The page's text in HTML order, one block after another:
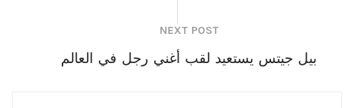
NEXT POST
بيل جيتس يستعيد لقب أغني رجل في العالم